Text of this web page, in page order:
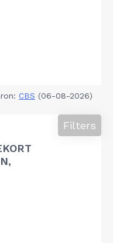
CBS (06-08-2026)
Filters